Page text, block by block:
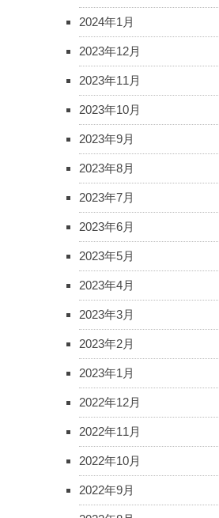
2024年1月
2023年12月
2023年11月
2023年10月
2023年9月
2023年8月
2023年7月
2023年6月
2023年5月
2023年4月
2023年3月
2023年2月
2023年1月
2022年12月
2022年11月
2022年10月
2022年9月